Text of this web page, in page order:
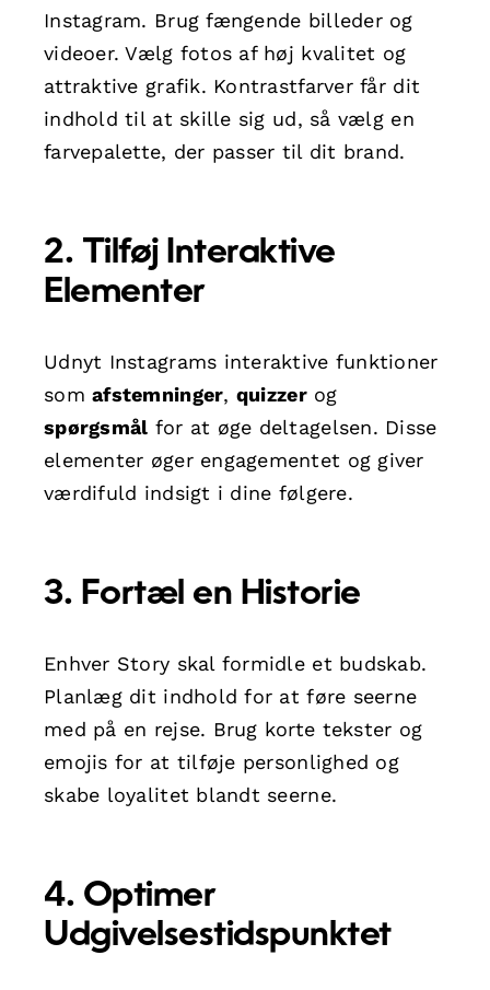
Instagram. Brug fængende billeder og
videoer. Vælg fotos af høj kvalitet og
attraktive grafik. Kontrastfarver får dit
indhold til at skille sig ud, så vælg en
farvepalette, der passer til dit brand.
2. Tilføj Interaktive
Elementer
Udnyt Instagrams interaktive funktioner
somafstemninger, quizzerog
spørgsmål for at øge deltagelsen. Disse
elementer øger engagementet og giver
værdifuld indsigt i dine følgere.
3. Fortæl en Historie
Enhver Story skal formidle et budskab.
Planlæg dit indhold for at føre seerne
med på en rejse. Brug korte tekster og
emojis for at tilføje personlighed og
skabe loyalitet blandt seerne.
4. Optimer
Udgivelsestidspunktet